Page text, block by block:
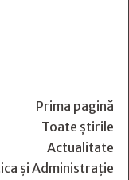
Prima pagină
Toate știrile
Actualitate
și Administrație